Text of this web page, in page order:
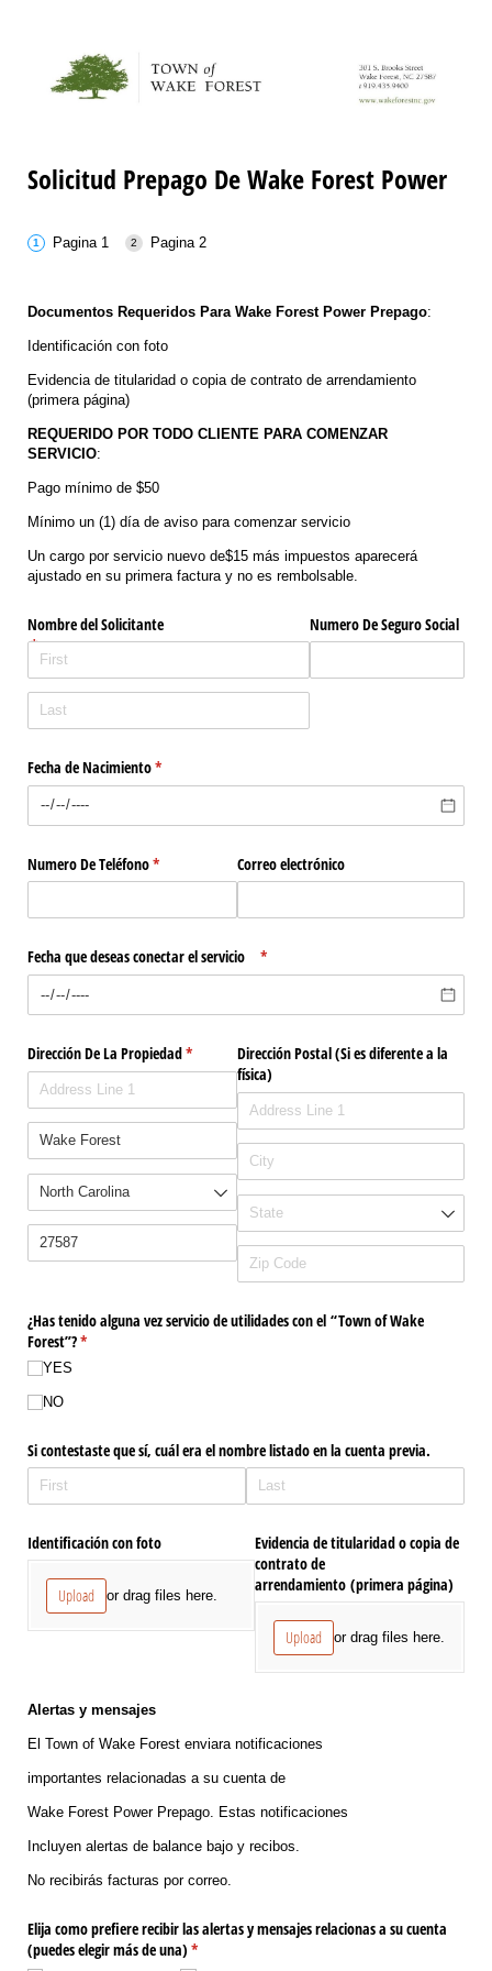
Solicitud Prepago De Wake Forest Power
Pagina 1 Pagina 2
Documentos Requeridos Para Wake Forest Power Prepago:
Identificación con foto
Evidencia de titularidad o copia de contrato de arrendamiento
(primera página)
REQUERIDO POR TODO CLIENTE PARA COMENZAR
SERVICIO:
Pago mínimo de $50
Mínimo un (1) día de aviso para comenzar servicio
Un cargo por servicio nuevo de$15 más impuestos aparecerá
ajustado en su primera factura y no es rembolsable.
Nombre del Solicitante
*
(required)
Numero De Seguro Social
Fecha de Nacimiento*
(required)
Numero De Teléfono*
(required) Correo electrónico
Fecha que deseas conectar el servicio *
(required)
Dirección De La Propiedad*
(required)Dirección Postal (Si es diferente a la
física)
¿Has tenido alguna vez servicio de utilidades con el “Town of Wake
Forest”?*
(required)
YES
NO
Si contestaste que sí, cuál era el nombre listado en la cuenta previa.
Identificación con foto
Upload or drag files here.
Evidencia de titularidad o copia de
contrato de
arrendamiento (primera página)
Upload or drag files here.
Alertas y mensajes
El Town of Wake Forest enviara notificaciones
importantes relacionadas a su cuenta de
Wake Forest Power Prepago. Estas notificaciones
Incluyen alertas de balance bajo y recibos.
No recibirás facturas por correo.
Elija como prefiere recibir las alertas y mensajes relacionas a su cuenta
(puedes elegir más de una) *
(required)